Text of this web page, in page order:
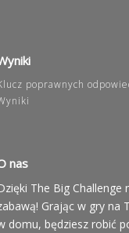
poprawnych
nas
The Big Challenge
Grając w gry na
domu, będziesz robić